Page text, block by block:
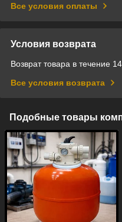
Все условия оплаты
Условия возврата
Возврат товара в течение
Все условия возврата
Подобные товары